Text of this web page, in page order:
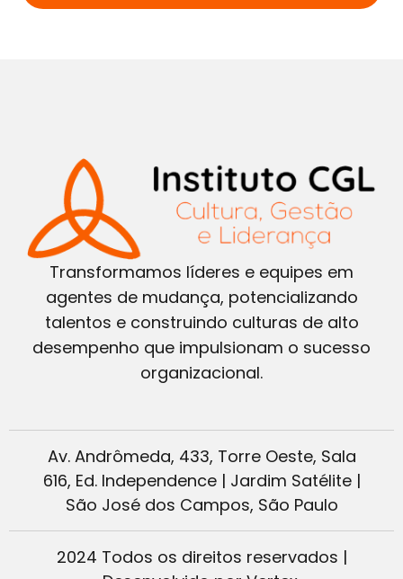
Av. Andrômeda, 433, Torre Oeste, Sala
616, Ed. Independence | Jardim Satélite |
São José dos Campos, São Paulo
Transformamos líderes e equipes em
agentes de mudança, potencializando
talentos e construindo culturas de alto
desempenho que impulsionam o sucesso
organizacional.
2024 Todos os direitos reservados |